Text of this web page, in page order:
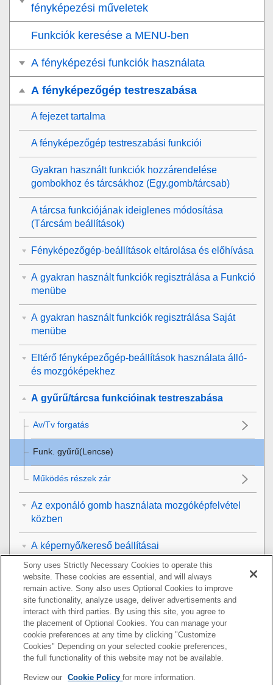
fényképezési műveletek
Funkciók keresése a MENU-ben
A fényképezési funkciók használata
A fényképezőgép testreszabása
A fejezet tartalma
A fényképezőgép testreszabási funkciói
Gyakran használt funkciók hozzárendelése
gombokhoz és tárcsákhoz (Egy.gomb/tárcsab)
A tárcsa funkciójának ideiglenes módosítása
(Tárcsám beállítások)
Fényképezőgép-beállítások eltárolása és előhívása
A gyakran használt funkciók regisztrálása a Funkció
menübe
A gyakran használt funkciók regisztrálása Saját
menübe
Eltérő fényképezőgép-beállítások használata álló-
és mozgóképekhez
A gyűrű/tárcsa funkcióinak testreszabása
Av/Tv forgatás
Funk. gyűrű(Lencse)
Működés részek zár
Az exponáló gomb használata mozgóképfelvétel
közben
A képernyő/kereső beállításai
Megtekintés
A fényképezőgép-beállítások módosítása
Okostelefonnal elérhető funkciók
Számítógép használata
Sony uses Strictly Necessary Cookies to operate this
website. These cookies are essential, and will always
remain active. Sony also uses Optional Cookies to improve
site functionality, analyze usage, deliver advertisements and
interact with third parties. By using this site, you agree to
the placement of Optional Cookies. You can manage your
cookie preferences at any time by clicking "Customize
Cookies" Depending on your selected cookie preferences,
the full functionality of this website may not be available.
Review our Cookie Policyfor more information.